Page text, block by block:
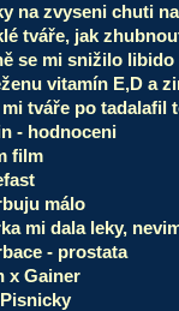
na zvyseni chuti
tváře, jak
se mi snižilo libido
vitamín E,D a
tváře po tadalafil
- hodnoceni
film
málo
mi dala leky,
- prostata
x Gainer